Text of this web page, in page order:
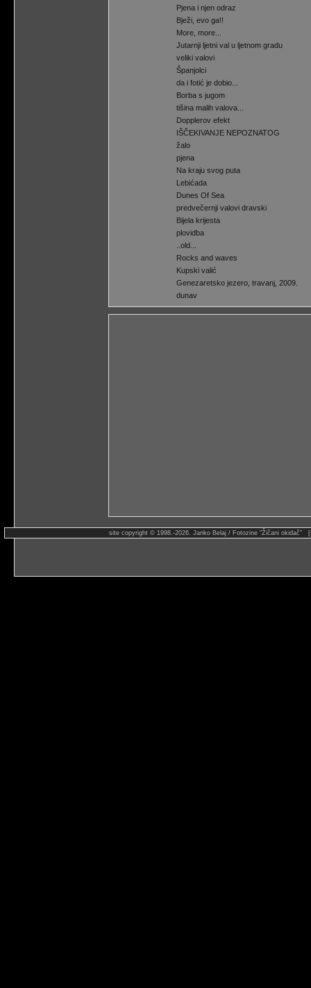
Pjena i njen odraz
Bježi, evo ga!!
More, more...
Jutarnji ljetni val u ljetnom gradu
veliki valovi
Španjolci
da i fotić je dobio...
Borba s jugom
tišina malih valova...
Dopplerov efekt
IŠČEKIVANJE NEPOZNATOG
žalo
pjena
Na kraju svog puta
Lebićada
Dunes Of Sea
predvečernji valovi dravski
Bijela krijesta
plovidba
..old...
Rocks and waves
Kupski valić
Genezaretsko jezero, travanj, 2009.
dunav
site copyright © 1998.-2026. Janko Belaj / Fotozine "Žičani okidač"